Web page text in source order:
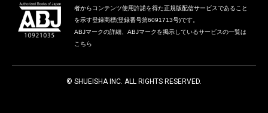
者からコンテンツ使用許諾を得た正規版配信サービスであること
を示す登録商標(登録番号第6091713号)です。
ABJマークの詳細、ABJマークを掲示しているサービスの一覧は
こちら
© SHUEISHA INC. ALL RIGHTS RESERVED.